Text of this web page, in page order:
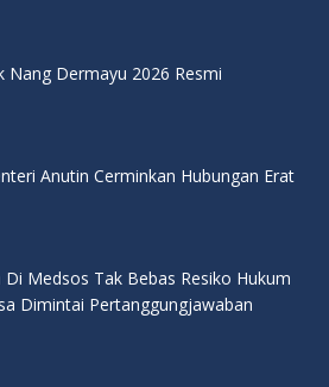
Nang Dermayu 2026 Resmi
Anutin Cerminkan Hubungan Erat
Medsos Tak Bebas Resiko Hukum
Dimintai Pertanggungjawaban